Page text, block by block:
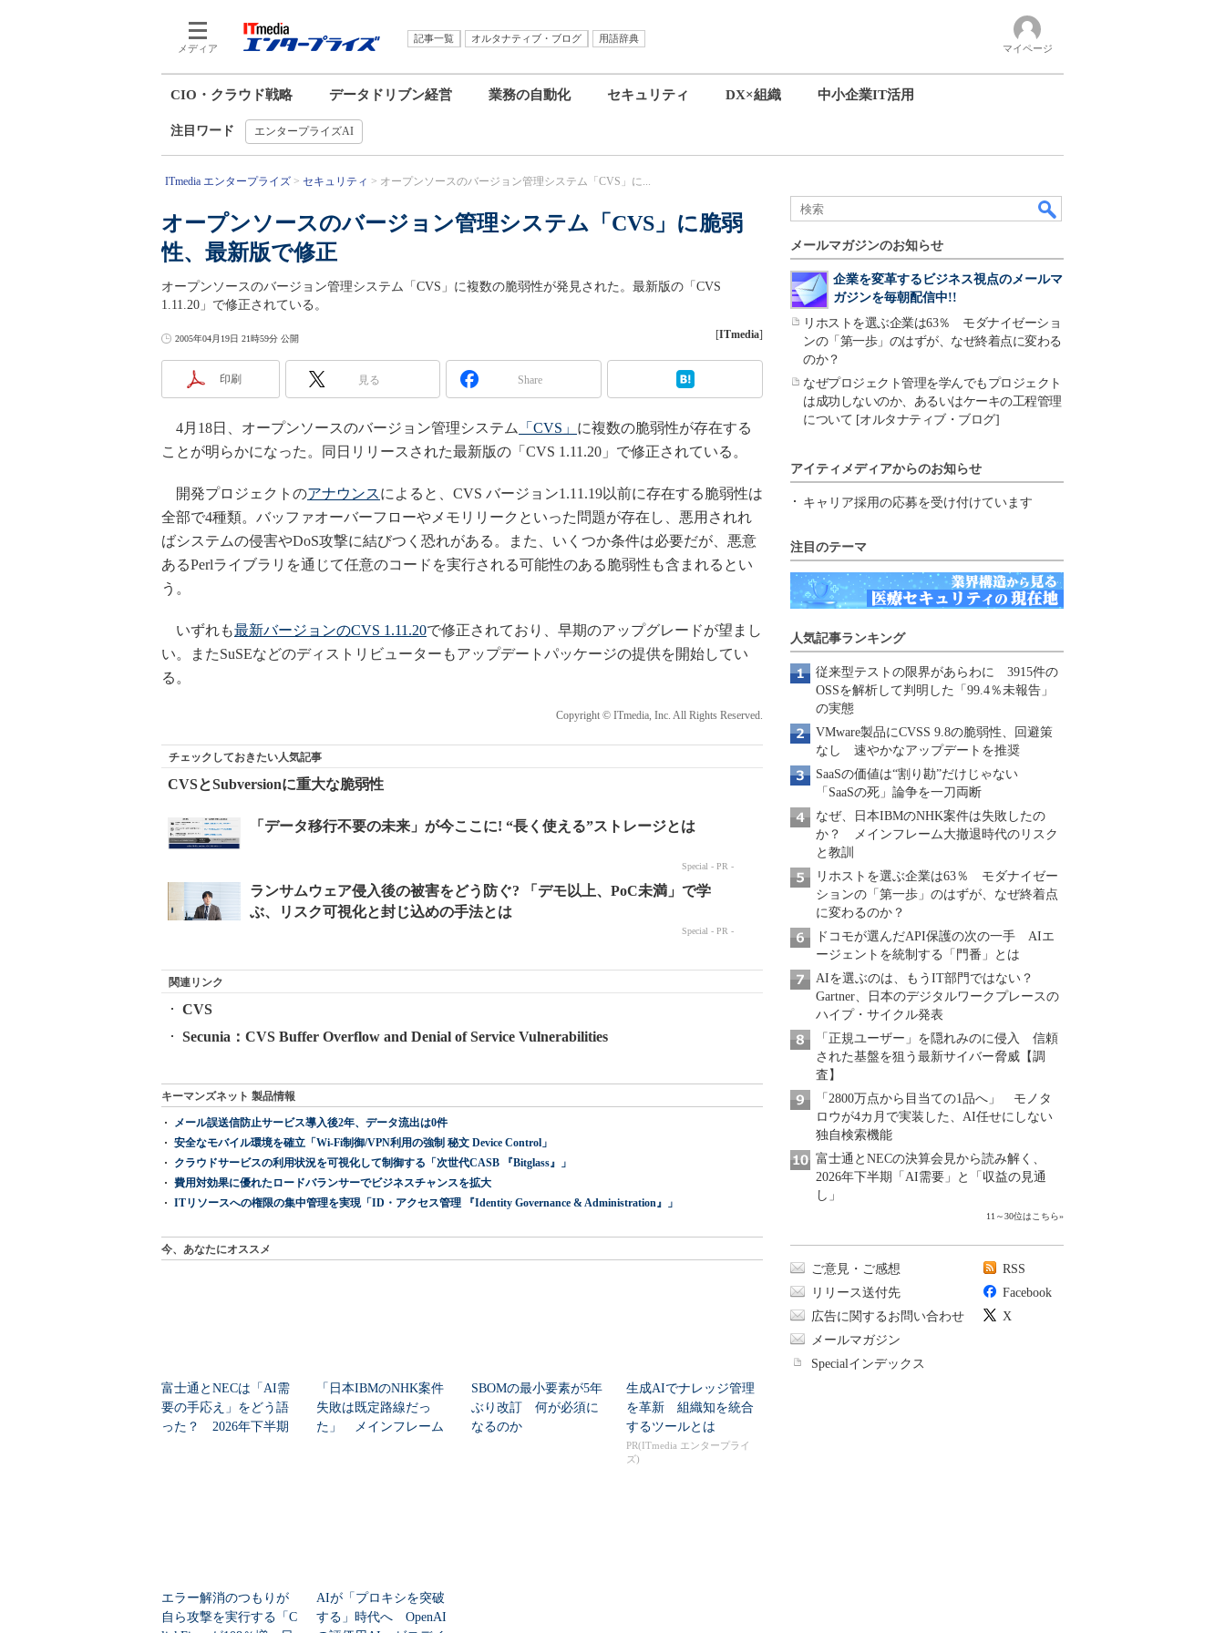
メディア
記事一覧 オルタナティブ・ブログ
用語辞典
マイページ
CIO・クラウド戦略 データドリブン経営 業務の自動化 セキュリティ DX×組織 中小企業IT活用
注目ワード エンタープライズAI
ITmedia エンタープライズ セキュリティ オープンソースのバージョン管理システム「CVS」に...
オープンソースのバージョン管理システム「CVS」に脆弱
性、最新版で修正
オープンソースのバージョン管理システム「CVS」に複数の脆弱性が発見された。最新版の「CVS
1.11.20」で修正されている。
2005年04月19日 21時59分 公開 [ITmedia]
印刷 見る Share
4月18日、オープンソースのバージョン管理システム 「CVS」 に複数の脆弱性が存在する
ことが明らかになった。同日リリースされた最新版の「CVS 1.11.20」で修正されている。
開発プロジェクトのアナウンスによると、CVS バージョン1.11.19以前に存在する脆弱性は
全部で4種類。バッファオーバーフローやメモリリークといった問題が存在し、悪用されれ
ばシステムの侵害やDoS攻撃に結びつく恐れがある。また、いくつか条件は必要だが、悪意
あるPerlライブラリを通じて任意のコードを実行される可能性のある脆弱性も含まれるとい
う。
いずれも最新バージョンのCVS 1.11.20で修正されており、早期のアップグレードが望まし
い。またSuSEなどのディストリビューターもアップデートパッケージの提供を開始してい
る。
Copyright © ITmedia, Inc. All Rights Reserved.
チェックしておきたい人気記事
CVSとSubversionに重大な脆弱性
関連リンク
CVS
Secunia：CVS Buffer Overflow and Denial of Service Vulnerabilities
キーマンズネット 製品情報
メール誤送信防止サービス導入後2年、データ流出は0件
安全なモバイル環境を確立「Wi-Fi制御/VPN利用の強制 秘文 Device Control」
クラウドサービスの利用状況を可視化して制御する「次世代CASB 『Bitglass』」
費用対効果に優れたロードバランサーでビジネスチャンスを拡大
ITリソースへの権限の集中管理を実現「ID・アクセス管理 『Identity Governance & Administration』」
今、あなたにオススメ
富士通とNECは「AI需
要の手応え」をどう語
った？ 2026年下半期
「日本IBMのNHK案件
失敗は既定路線だっ
た」 メインフレーム
SBOMの最小要素が5年
ぶり改訂 何が必須に
なるのか
生成AIでナレッジ管理
を革新 組織知を統合
するツールとは
PR(ITmedia エンタープライ
ズ)
エラー解消のつもりが
自ら攻撃を実行する「C
AIが「プロキシを突破
する」時代へ OpenAI
メールマガジンのお知らせ
企業を変革するビジネス視点のメールマ
ガジンを毎朝配信中!!
リホストを選ぶ企業は63％ モダナイゼーショ
ンの「第一歩」のはずが、なぜ終着点に変わる
のか？
なぜプロジェクト管理を学んでもプロジェクト
は成功しないのか、あるいはケーキの工程管理
について [オルタナティブ・ブログ]
アイティメディアからのお知らせ
キャリア採用の応募を受け付けています
注目のテーマ
人気記事ランキング
従来型テストの限界があらわに 3915件の
OSSを解析して判明した「99.4％未報告」
の実態
VMware製品にCVSS 9.8の脆弱性、回避策
なし 速やかなアップデートを推奨
SaaSの価値は“割り勘”だけじゃない
「SaaSの死」論争を一刀両断
なぜ、日本IBMのNHK案件は失敗したの
か？ メインフレーム大撤退時代のリスク
と教訓
リホストを選ぶ企業は63％ モダナイゼー
ションの「第一歩」のはずが、なぜ終着点
に変わるのか？
ドコモが選んだAPI保護の次の一手 AIエ
ージェントを統制する「門番」とは
AIを選ぶのは、もうIT部門ではない？
Gartner、日本のデジタルワークプレースの
ハイプ・サイクル発表
「正規ユーザー」を隠れみのに侵入 信頼
された基盤を狙う最新サイバー脅威【調
査】
「2800万点から目当ての1品へ」 モノタ
ロウが4カ月で実装した、AI任せにしない
独自検索機能
富士通とNECの決算会見から読み解く、
2026年下半期「AI需要」と「収益の見通
し」
11～30位はこちら»
ご意見・ご感想
リリース送付先
広告に関するお問い合わせ
メールマガジン
Specialインデックス
RSS
Facebook
X